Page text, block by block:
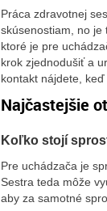
Práca zdravotnej
skúsenostiam, no je
ktoré je pre
krok zjednodušiť a
kontakt nájdete,
Najčastejšie
Koľko stojí
Pre uchádzača je
Sestra teda môže
aby za samotné